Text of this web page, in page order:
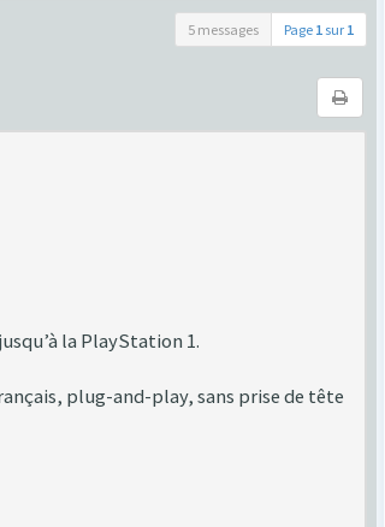
5 messages Page 1 sur 1
la PlayStation 1.
plug-and-play, sans prise de tête